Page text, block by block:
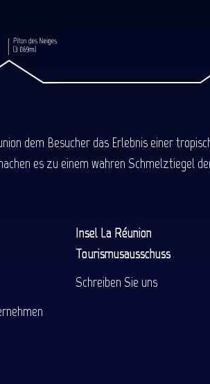
dem Besucher das Erlebnis einer
es zu einem wahren Schmelztiegel
Insel La Réunion
Tourismusausschuss
Schreiben Sie uns